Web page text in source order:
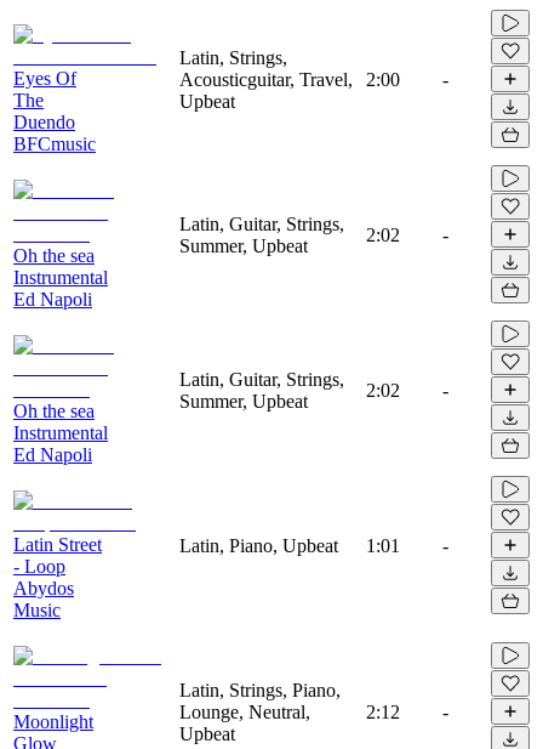
Eyes Of
The
Duendo
BFCmusic
Latin, Strings,
Acousticguitar, Travel,
Upbeat
2:00 -
Oh the sea
Instrumental
Ed Napoli
Latin, Guitar, Strings,
Summer, Upbeat
2:02 -
Oh the sea
Instrumental
Ed Napoli
Latin, Guitar, Strings,
Summer, Upbeat
2:02 -
Latin Street
- Loop
Abydos
Music
Latin, Piano, Upbeat 1:01 -
Moonlight
Glow
Latin, Strings, Piano,
Lounge, Neutral,
Upbeat
2:12 -